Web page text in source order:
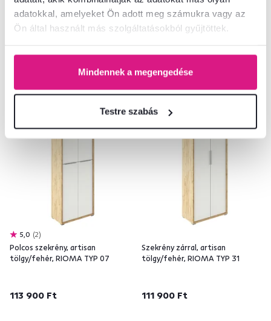
adatokkal, amelyeket Ön adott meg számukra vagy az
Ön által használt más szolgáltatásokból gyűjtöttek.
Mindennek a megengedése
Testre szabás
1 Anyag, 5 Szín - részletes 4 Szín - részletes
5,0 2
Polcos szekrény, artisan
tölgy/fehér, RIOMA TYP 07
113 900 Ft
Szekrény zárral, artisan
tölgy/fehér, RIOMA TYP 31
111 900 Ft